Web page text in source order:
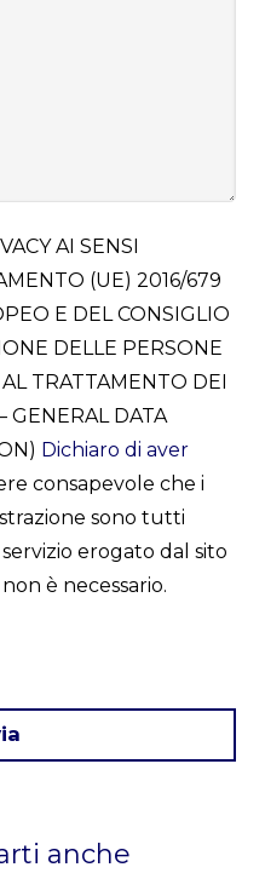
AI SENSI
(UE) 2016/679
E DEL CONSIGLIO
DELLE PERSONE
TRATTAMENTO DEI
GENERAL DATA
Dichiaro di aver
consapevole che i
sono tutti
erogato dal sito
è necessario.
anche